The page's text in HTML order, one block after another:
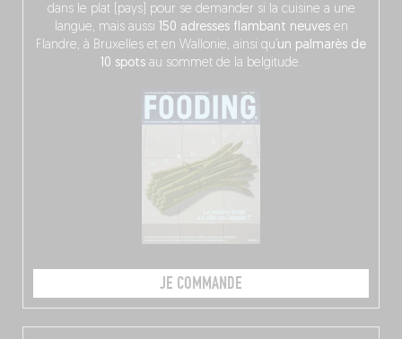
dans le plat (pays) pour se demander si la cuisine a une
langue, mais aussi 150 adresses flambant neuvesen
Flandre, à Bruxelles et en Wallonie, ainsi qu’ un palmarès de
10 spots au sommet de la belgitude.
JE COMMANDE